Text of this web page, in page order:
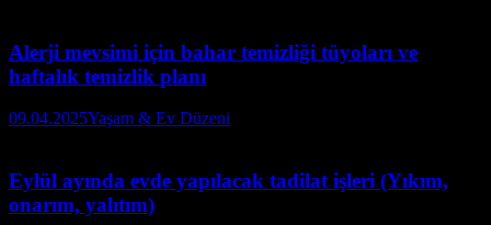
Alerji mevsimi için bahar temizliği tüyoları ve
haftalık temizlik planı
09.04.2025Yaşam & Ev Düzeni
Eylül ayında evde yapılacak tadilat işleri (Yıkım,
onarım, yalıtım)